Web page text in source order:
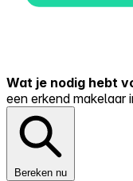
Wat je nodig hebt
een erkend makelaar
Bereken nu